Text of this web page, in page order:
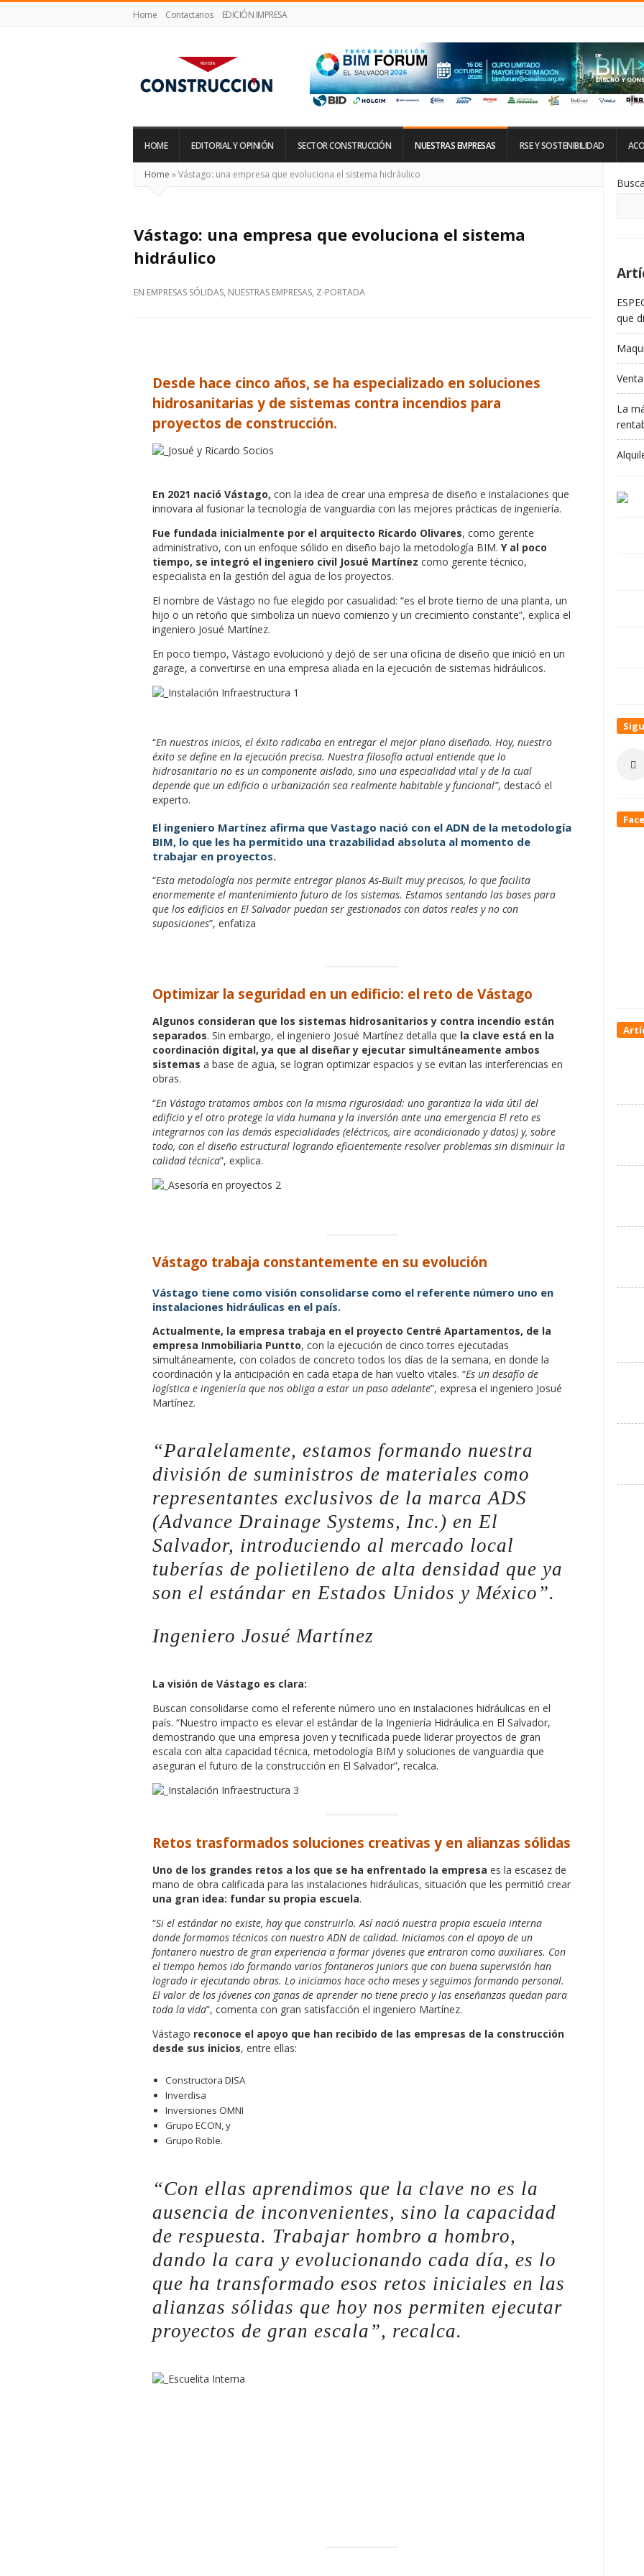
Home Contactanos EDICIÓN IMPRESA
Construcción
HOME EDITORIAL Y OPINIÓN SECTOR CONSTRUCCIÓN NUESTRAS EMPRESAS RSE Y SOSTENIBILIDAD
Home »Vástago: una empresa que evoluciona el sistema hidráulico
Vástago: una empresa que evoluciona el sistema
hidráulico
EN EMPRESAS SÓLIDAS, NUESTRAS EMPRESAS, Z-PORTADA
Desde hace cinco años, se ha especializado en soluciones
hidrosanitarias y de sistemas contra incendios para
proyectos de construcción.
En 2021 nació Vástago, con la idea de crear una empresa de diseño e instalaciones que
innovara al fusionar la tecnología de vanguardia con las mejores prácticas de ingeniería.
Fue fundada inicialmente por el arquitecto Ricardo Olivares, como gerente
administrativo, con un enfoque sólido en diseño bajo la metodología BIM. Y al poco
tiempo, se integró el ingeniero civil Josué Martínez como gerente técnico,
especialista en la gestión del agua de los proyectos.
El nombre de Vástago no fue elegido por casualidad: “es el brote tierno de una planta, un
hijo o un retoño que simboliza un nuevo comienzo y un crecimiento constante”, explica el
ingeniero Josué Martínez.
En poco tiempo, Vástago evolucionó y dejó de ser una oficina de diseño que inició en un
garage, a convertirse en una empresa aliada en la ejecución de sistemas hidráulicos.
“En nuestros inicios, el éxito radicaba en entregar el mejor plano diseñado. Hoy, nuestro
éxito se define en la ejecución precisa. Nuestra filosofía actual entiende que lo
hidrosanitario no es un componente aislado, sino una especialidad vital y de la cual
depende que un edificio o urbanización sea realmente habitable y funcional”, destacó el
experto.
El ingeniero Martínez afirma que Vastago nació con el ADN de la metodología
BIM, lo que les ha permitido una trazabilidad absoluta al momento de
trabajar en proyectos.
“Esta metodología nos permite entregar planos As-Built muy precisos, lo que facilita
enormemente el mantenimiento futuro de los sistemas. Estamos sentando las bases para
que los edificios en El Salvador puedan ser gestionados con datos reales y no con
suposiciones”, enfatiza
Optimizar la seguridad en un edificio: el reto de Vástago
Algunos consideran que los sistemas hidrosanitarios y contra incendio están
separados. Sin embargo, el ingeniero Josué Martínez detalla que la clave está en la
coordinación digital, ya que al diseñar y ejecutar simultáneamente ambos
sistemas a base de agua, se logran optimizar espacios y se evitan las interferencias en
obras.
“En Vástago tratamos ambos con la misma rigurosidad: uno garantiza la vida útil del
edificio y el otro protege la vida humana y la inversión ante una emergencia El reto es
integrarnos con las demás especialidades (eléctricos, aire acondicionado y datos) y, sobre
todo, con el diseño estructural logrando eficientemente resolver problemas sin disminuir la
calidad técnica”, explica.
Vástago trabaja constantemente en su evolución
Vástago tiene como visión consolidarse como el referente número uno en
instalaciones hidráulicas en el país.
Actualmente, la empresa trabaja en el proyecto Centré Apartamentos, de la
empresa Inmobiliaria Puntto, con la ejecución de cinco torres ejecutadas
simultáneamente, con colados de concreto todos los días de la semana, en donde la
coordinación y la anticipación en cada etapa de han vuelto vitales. “Es un desafío de
logística e ingeniería que nos obliga a estar un paso adelante”, expresa el ingeniero Josué
Martínez.
“Paralelamente, estamos formando nuestra
división de suministros de materiales como
representantes exclusivos de la marca ADS
(Advance Drainage Systems, Inc.) en El
Salvador, introduciendo al mercado local
tuberías de polietileno de alta densidad que ya
son el estándar en Estados Unidos y México”.
Ingeniero Josué Martínez
La visión de Vástago es clara:
Buscan consolidarse como el referente número uno en instalaciones hidráulicas en el
país. “Nuestro impacto es elevar el estándar de la Ingeniería Hidráulica en El Salvador,
demostrando que una empresa joven y tecnificada puede liderar proyectos de gran
escala con alta capacidad técnica, metodología BIM y soluciones de vanguardia que
aseguran el futuro de la construcción en El Salvador”, recalca.
Retos trasformados soluciones creativas y en alianzas sólidas
Uno de los grandes retos a los que se ha enfrentado la empresa es la escasez de
mano de obra calificada para las instalaciones hidráulicas, situación que les permitió crear
una gran idea: fundar su propia escuela.
“Si el estándar no existe, hay que construirlo. Así nació nuestra propia escuela interna
donde formamos técnicos con nuestro ADN de calidad. Iniciamos con el apoyo de un
fontanero nuestro de gran experiencia a formar jóvenes que entraron como auxiliares. Con
el tiempo hemos ido formando varios fontaneros juniors que con buena supervisión han
logrado ir ejecutando obras. Lo iniciamos hace ocho meses y seguimos formando personal.
El valor de los jóvenes con ganas de aprender no tiene precio y las enseñanzas quedan para
toda la vida”, comenta con gran satisfacción el ingeniero Martínez.
Vástago reconoce el apoyo que han recibido de las empresas de la construcción
desde sus inicios, entre ellas:
Constructora DISA
Inverdisa
Inversiones OMNI
Grupo ECON, y
Grupo Roble.
“Con ellas aprendimos que la clave no es la
ausencia de inconvenientes, sino la capacidad
de respuesta. Trabajar hombro a hombro,
dando la cara y evolucionando cada día, es lo
que ha transformado esos retos iniciales en las
alianzas sólidas que hoy nos permiten ejecutar
proyectos de gran escala”, recalca.
De
La
que
La